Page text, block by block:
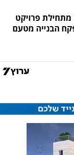
מתחילת פרויקט
הבנייה מטעם